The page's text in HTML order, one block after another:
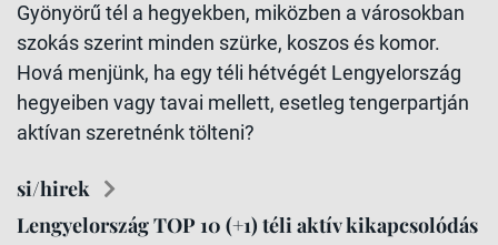
Gyönyörű tél a hegyekben, miközben a városokban
szokás szerint minden szürke, koszos és komor.
Hová menjünk, ha egy téli hétvégét Lengyelország
hegyeiben vagy tavai mellett, esetleg tengerpartján
aktívan szeretnénk tölteni?
si/hirek
Lengyelország TOP 10 (+1) téli aktív kikapcsolódás